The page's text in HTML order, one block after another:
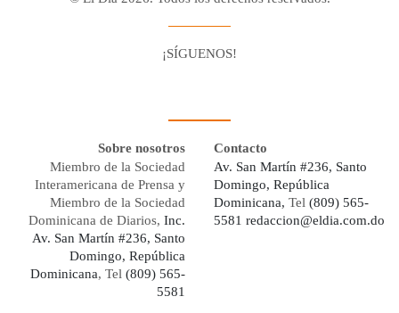
¡SÍGUENOS!
Sobre nosotros
Miembro de la Sociedad
Interamericana de Prensa y
Miembro de la Sociedad
Dominicana de Diarios, Inc.
Av. San Martín #236, Santo
Domingo, República
Dominicana, Tel (809) 565-
5581
Contacto
Av. San Martín #236, Santo
Domingo, República
Dominicana, Tel (809) 565-
5581 redaccion@eldia.com.do